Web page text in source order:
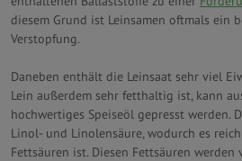
diesem Grund ist Leinsamen oftmals ein
Verstopfung.
Daneben enthält die Leinsaat sehr viel
Lein außerdem sehr fetthaltig ist, kann
hochwertiges Speiseöl gepresst werden.
Linol- und Linolensäure, wodurch es
Fettsäuren ist. Diesen Fettsäuren werden